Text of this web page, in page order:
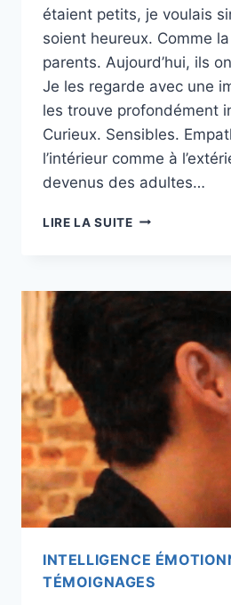
étaient petits, je voulais
soient heureux. Comme
parents. Aujourd’hui, ils
Je les regarde avec une
les trouve profondément
Curieux. Sensibles.
l’intérieur comme à
devenus des adultes…
LIRE LA SUITE
INTELLIGENCE
TÉMOIGNAGES